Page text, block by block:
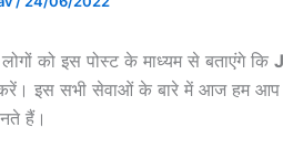
को इस पोस्ट के माध्यम से बताएंगे कि
इस सभी सेवाओं के बारे में आज हम आप
हैं।